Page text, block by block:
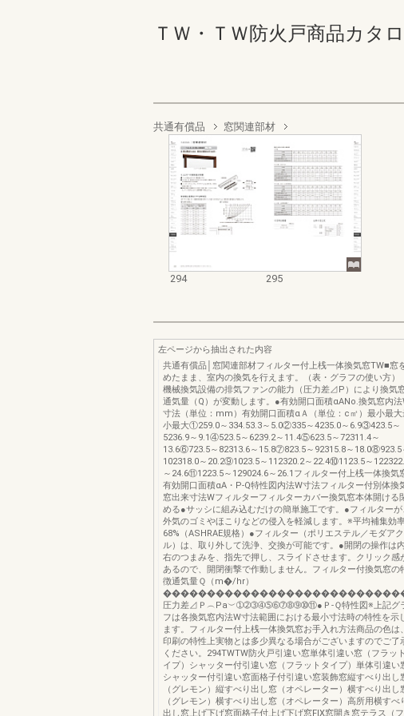
ＴＷ・ＴＷ防火戸商品カタ
共通有償品 窓関連部材
294 295
左ページから抽出された内容
共通有償品│窓関連部材フィルター付上桟一体換気窓TW■窓
めたまま、室内の換気を行えます。（表・グラフの使い方）
機械換気設備の排気ファンの能力（圧力差⊿P）により換気
通気量（Q）が変動します。●有効開口面積αANo.換気窓内法
寸法（単位：mm）有効開口面積αＡ（単位：c㎡）最小最大
小最大①259.0～334.53.3～5.0②335～4235.0～6.9③423.5～
5236.9～9.1④523.5～6239.2～11.4⑤623.5～72311.4～
13.6⑥723.5～82313.6～15.8⑦823.5～92315.8～18.0⑧923.5
102318.0～20.2⑨1023.5～112320.2～22.4⑩1123.5～
～24.6⑪1223.5～129024.6～26.1フィルター付上桟一体換気
有効開口面積αA・P-Q特性図内法W寸法フィルター付別体換
窓出来寸法Wフィルターフィルターカバー換気窓本体開ける
める●サッシに組み込むだけの簡単施工です。●フィルターが
外気のゴミやほこりなどの侵入を軽減します。※平均補集効
68%（ASHRAE規格）●フィルター（ポリエステル／モダアク
ル）は、取り外して洗浄、交換が可能です。●開閉の操作は
右のつまみを、指先で押し、スライドさせます。クリック感
あるので、開閉衝撃で作動しません。フィルター付換気窓の
徴通気量Ｑ（m�/hr）
圧力差⊿Ｐ︵Pa︶➀➁➂➃➄➅➆➇➈➉⑪●Ｐ-Ｑ特性図※上記グ
フは各換気窓内法W寸法範囲における最小寸法時の特性を示
ます。フィルター付上桟一体換気窓お手入れ方法商品の色は、
印刷の特性上実物とは多少異なる場合がございますのでご了
ください。294TWTW防火戸引違い窓単体引違い窓（フラッ
イプ）シャッター付引違い窓（フラットタイプ）単体引違い
シャッター付引違い窓面格子付引違い窓装飾窓縦すべり出し
（グレモン）縦すべり出し窓（オペレーター）横すべり出し
（グレモン）横すべり出し窓（オペレーター）高所用横すべ
出し窓上げ下げ窓面格子付上げ下げ窓FIX窓開き窓テラス（フ